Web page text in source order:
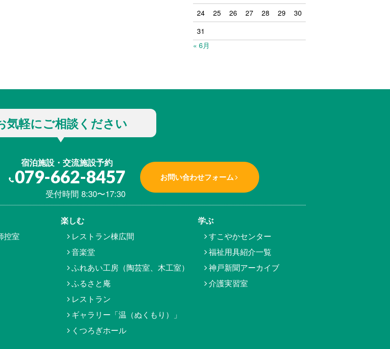
24
25 26 27 28 29
30
31
« 6月
気軽にご相談ください
宿泊施設・交流施設予約
079-662-8457
受付時間 8:30〜17:30
お問い合わせフォーム
控室
楽しむ
レストラン棟広間
音楽堂
ふれあい工房（陶芸室、木工室）
ふるさと庵
レストラン
ギャラリー「温（ぬくもり）」
くつろぎホール
学ぶ
すこやかセンター
福祉用具紹介一覧
神戸新聞アーカイブ
介護実習室